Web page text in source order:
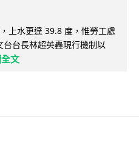
上水更達 39.8 度，惟勞工處
台長林超英轟現行機制以
文